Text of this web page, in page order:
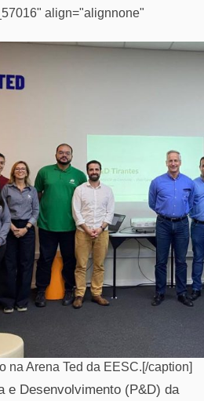
align="alignnone"
na Arena Ted da EESC.[/caption]
e Desenvolvimento (P&D) da